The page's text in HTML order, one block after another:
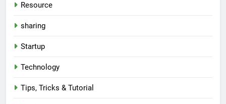
Resource
sharing
Startup
Technology
Tips, Tricks & Tutorial